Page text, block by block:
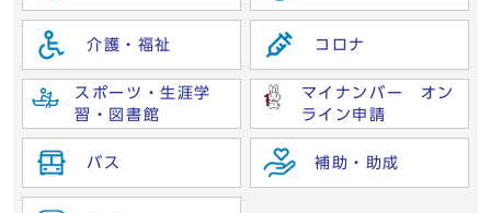
介護・福祉 コロナ
スポーツ・生涯学
習・図書館
マイナンバー オン
ライン申請
バス 補助・助成